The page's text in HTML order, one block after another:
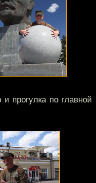
прогулка по главной